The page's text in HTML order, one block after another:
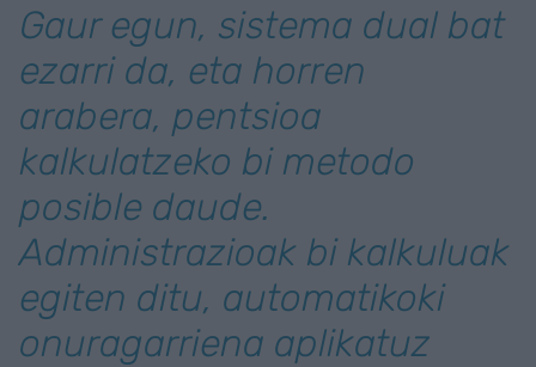
Gaur egun, sistema dual bat
ezarri da, eta horren
arabera, pentsioa
kalkulatzeko bi metodo
posible daude.
Administrazioak bi kalkuluak
egiten ditu, automatikoki
onuragarriena aplikatuz